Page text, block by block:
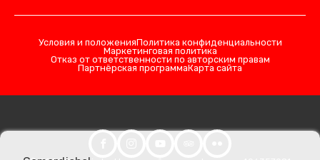
Условия и положенияПолитика конфиденциальности
Маркетинговая политика
Отказ от ответственности по авторским правам
Партнёрская программаКарта сайта